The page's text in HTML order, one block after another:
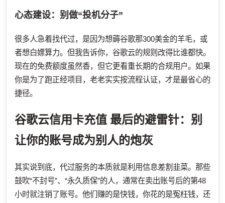
心态建设：别做“投机分子”
很多人急着找代过，是因为想薅谷歌那300美金的羊毛，或
者想白嫖算力。但我告诉你，谷歌云的规则改得比谁都快。
现在的免费额度虽然香，但它更看重长期的合规用户。如果
你是为了跑正经项目，老老实实按流程认证，才是最省心的
捷径。
谷歌云信用卡充值 最后的避雷针：别
让你的账号成为别人的炮灰
其实说到底，代过服务的本质就是利用信息差割韭菜。那些
鼓吹“不封号”、“永久质保”的人，通常在卖出账号后的第48
小时就注销了账号。他们赚的是快钱，你花的是冤枉钱，还